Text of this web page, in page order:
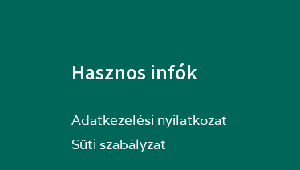
Hasznos infók
Adatkezelési nyilatkozat
Süti szabályzat